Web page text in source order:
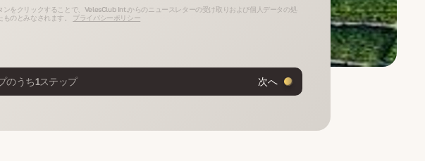
ンをクリックすることで、VelesClub Int.からのニュースレターの受け取りおよび個人データの処
のとみなされます。
プライバシーポリシー
のうち1ステップ 次へ